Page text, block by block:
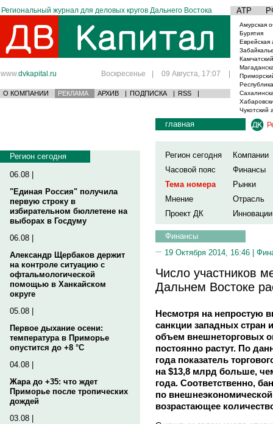
Региональный журнал для деловых кругов Дальнего Востока АТР
www.dvkapital.ru Воскресенье | 09 Августа, 17:07 |
О КОМПАНИИ РЕКЛАМА АРХИВ | ПОДПИСКА | RSS |
Амурская
Бурятия
Еврейская
Чукотский
Регион сегодня
06.08 |
"Единая Россия" получила
первую строку в
избирательном бюллетене на
выборах в Госдуму
06.08 |
Александр Щербаков держит
на контроле ситуацию с
офтальмологической
помощью в Ханкайском
округе
05.08 |
Первое дыхание осени:
температура в Приморье
опустится до +8 °C
04.08 |
Жара до +35: что ждет
Приморье после тропических
дождей
03.08 |
главная
Регион сегодня
Компании
Часовой пояс
Финансы
Тема номера
Рынки
Мнение
Отрасль
Проект ДК
Инновации
Финансы
19 Октября 2014, 16:46 |
Число участников
Дальнем Востоке
Несмотря на непростую
санкции западных стран
объем внешнеторговых
постоянно растут. По
года показатель
на $13,8 млрд больше,
года. Соответственно,
по
возрастающее